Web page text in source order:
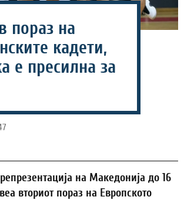
пораз на
кадети,
е пресилна за
на Македонија до 16
вториот пораз на Европското